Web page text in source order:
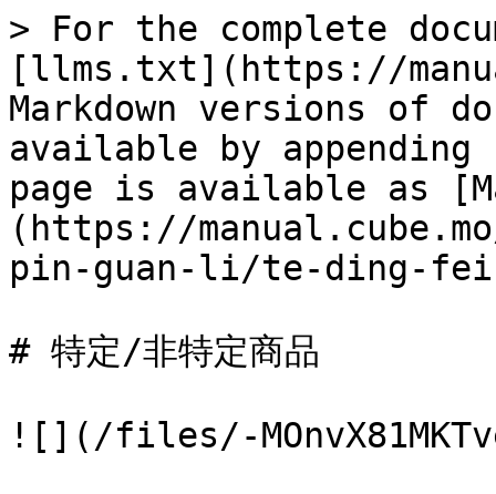
> For the complete
[llms.txt](https://
Markdown versions of
available by
page is available as
(https://
pin-guan-li/te-ding-
# 特定/非特定商品
![](/files/-